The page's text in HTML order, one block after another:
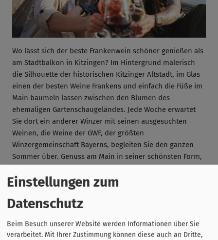
Wo lässt sich der beste Frankenwein schöner genießen als
am Stadtbalkon in Kitzingen? Im Hintergrund malerisch
die Silhouette der historischen Kitzinger Altstadt, im Glas
einen der besten Weine Frankens und einfach die Füße im
Main baumeln lassen zwischen den Blumen des
ehemaligen Gartenschaugeländes. Jede Woche erwartet
Sie dort ein anderer Winzer mit seinen ausgesuchten
Weinen, die Weine der GWF, der größten
Winzergemeinschaft Bayerns, begleiten Sie den ganzen
Sommer über. Genuss am Main in seiner schönsten Form,
Infos: https://www.kitzingen-
kanns.de/post/stadtschoppen-
2026
Einstellungen zum
Datenschutz
Beim Besuch unserer Website werden Informationen über Sie
verarbeitet. Mit Ihrer Zustimmung können diese auch an Dritte,